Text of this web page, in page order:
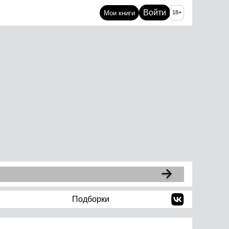
Мои книги Войти 18+
Подборки